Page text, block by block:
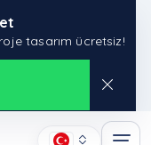
tasarım ücretsiz!